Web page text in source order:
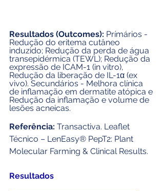
Resultados (Outcomes): Prímários -
Redução do eritema cutâneo
induzido; Redução da perda de água
transepidérmica (TEWL); Redução da
expressão de ICAM-1 (in vitro),
Redução da liberação de IL-1α (ex
vivo). Secundários - Melhora clínica
de inflamação em dermatite atópica e
Redução da inflamação e volume de
lesões acneicas.
Referência: Transactiva. Leaflet
Técnico – LenEasy® PepT2: Plant
Molecular Farming & Clinical Results.
Resultados